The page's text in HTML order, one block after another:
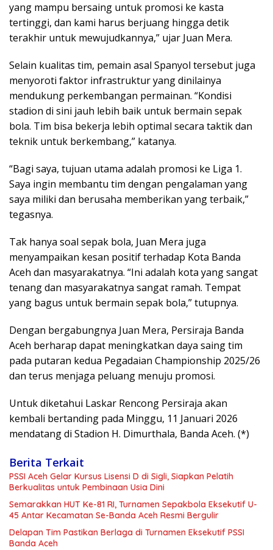
yang mampu bersaing untuk promosi ke kasta
tertinggi, dan kami harus berjuang hingga detik
terakhir untuk mewujudkannya,” ujar Juan Mera.
Selain kualitas tim, pemain asal Spanyol tersebut juga
menyoroti faktor infrastruktur yang dinilainya
mendukung perkembangan permainan. “Kondisi
stadion di sini jauh lebih baik untuk bermain sepak
bola. Tim bisa bekerja lebih optimal secara taktik dan
teknik untuk berkembang,” katanya.
“Bagi saya, tujuan utama adalah promosi ke Liga 1.
Saya ingin membantu tim dengan pengalaman yang
saya miliki dan berusaha memberikan yang terbaik,”
tegasnya.
Tak hanya soal sepak bola, Juan Mera juga
menyampaikan kesan positif terhadap Kota Banda
Aceh dan masyarakatnya. “Ini adalah kota yang sangat
tenang dan masyarakatnya sangat ramah. Tempat
yang bagus untuk bermain sepak bola,” tutupnya.
Dengan bergabungnya Juan Mera, Persiraja Banda
Aceh berharap dapat meningkatkan daya saing tim
pada putaran kedua Pegadaian Championship 2025/26
dan terus menjaga peluang menuju promosi.
Untuk diketahui Laskar Rencong Persiraja akan
kembali bertanding pada Minggu, 11 Januari 2026
mendatang di Stadion H. Dimurthala, Banda Aceh. (*)
Berita Terkait
PSSI Aceh Gelar Kursus Lisensi D di Sigli, Siapkan Pelatih
Berkualitas untuk Pembinaan Usia Dini
Semarakkan HUT Ke-81 RI, Turnamen Sepakbola Eksekutif U-
45 Antar Kecamatan Se-Banda Aceh Resmi Bergulir
Delapan Tim Pastikan Berlaga di Turnamen Eksekutif PSSI
Banda Aceh